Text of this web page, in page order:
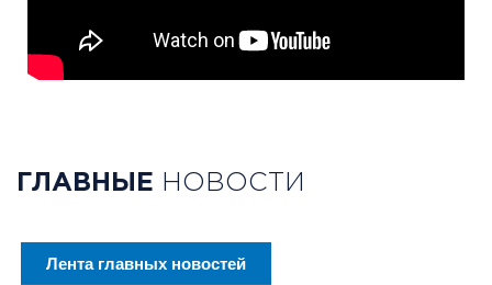
ГЛАВНЫЕ НОВОСТИ
Лента главных новостей